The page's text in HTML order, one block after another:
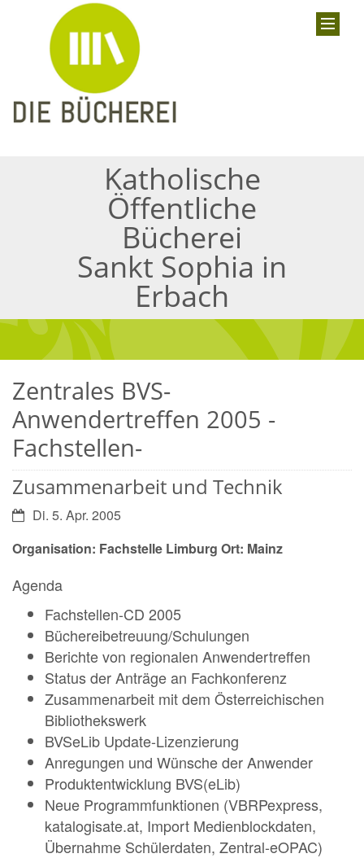
Katholische
Öffentliche
Bücherei
Sankt Sophia in
Erbach
Zentrales BVS-
Anwendertreffen 2005 -
Fachstellen-
Zusammenarbeit und Technik
Datum:Di. 5. Apr. 2005
Organisation: Fachstelle Limburg Ort: Mainz
Agenda
Fachstellen-CD 2005
Büchereibetreuung/Schulungen
Berichte von regionalen Anwendertreffen
Status der Anträge an Fachkonferenz
Zusammenarbeit mit dem Österreichischen
Bibliothekswerk
BVSeLib Update-Lizenzierung
Anregungen und Wünsche der Anwender
Produktentwicklung BVS(eLib)
Neue Programmfunktionen (VBRPexpress,
katalogisate.at, Import Medienblockdaten,
Übernahme Schülerdaten, Zentral-eOPAC)